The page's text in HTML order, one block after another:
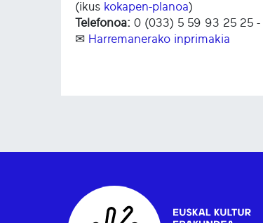
(ikus kokapen-planoa)
Telefonoa: 0 (033) 5 59 93 25 25 -
✉ Harremanerako inprimakia